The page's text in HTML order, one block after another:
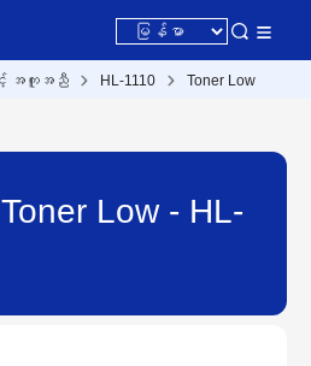
င့် အကူအညီ HL-1110 Toner Low
Toner Low - HL-